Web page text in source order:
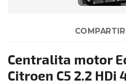
Centralita motor
Citroen C5 2.2 HDi